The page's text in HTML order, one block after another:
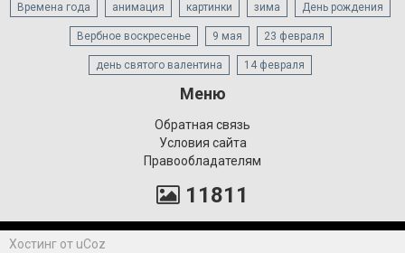
Времена года анимация картинки зима День рождения
Вербное воскресенье 9 мая 23 февраля
день святого валентина 14 февраля
Меню
Обратная связь
Условия сайта
Правообладателям
11811
Хостинг от uCoz